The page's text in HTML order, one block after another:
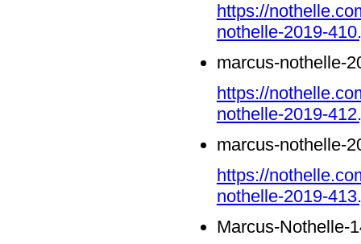
https://
nothelle-2019-
marcus-nothelle-
https://
nothelle-2019-
marcus-nothelle-
https://
nothelle-2019-
Marcus-Nothelle-